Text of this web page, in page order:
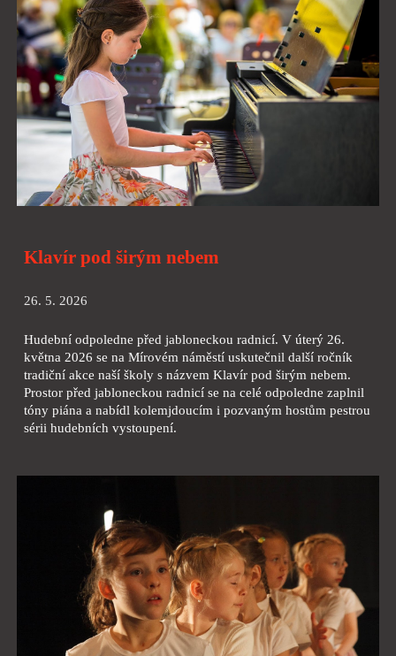
Klavír pod širým nebem
26. 5. 2026
Hudební odpoledne před jabloneckou radnicí. V úterý 26.
května 2026 se na Mírovém náměstí uskutečnil další ročník
tradiční akce naší školy s názvem Klavír pod širým nebem.
Prostor před jabloneckou radnicí se na celé odpoledne zaplnil
tóny piána a nabídl kolemjdoucím i pozvaným hostům pestrou
sérii hudebních vystoupení.